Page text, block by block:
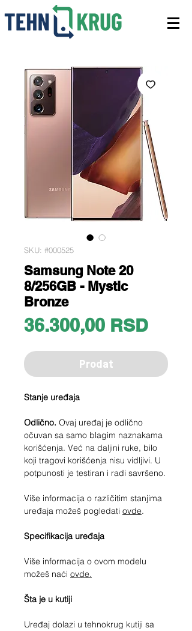
SKU: #000525
Samsung Note 20
8/256GB - Mystic
Bronze
36.300,00 RSDPrice
Prodat
Stanje uređaja
Odlično. Ovaj uređaj je odlično
očuvan sa samo blagim naznakama
korišćenja. Već na daljini ruke, bilo
koji tragovi korišćenja nisu vidljivi. U
potpunosti je testiran i radi savršeno.
Više informacija o različitim stanjima
uređaja možeš pogledati ovde.
Specifikacija uređaja
Više informacija o ovom modelu
možeš naći ovde.
Šta je u kutiji
Uređaj dolazi u tehnokrug kutiji sa